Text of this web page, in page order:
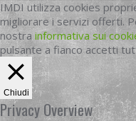
IMDI utilizza cookies
migliorare i servizi offerti.
nostra informativa sui
pulsante a fianco accetti
Chiudi
Privacy Overview